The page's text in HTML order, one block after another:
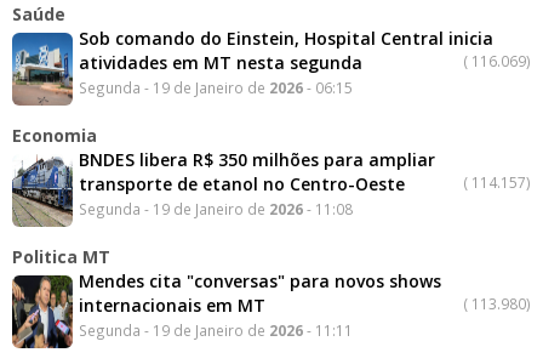
Saúde
Sob comando do Einstein, Hospital Central inicia
atividades em MT nesta segunda
( 116.069)
Segunda - 19 de Janeiro de 2026- 06:15
Economia
BNDES libera R$ 350 milhões para ampliar
transporte de etanol no Centro-Oeste
( 114.157)
Segunda - 19 de Janeiro de 2026- 11:08
Politica MT
Mendes cita "conversas" para novos shows
internacionais em MT
( 113.980)
Segunda - 19 de Janeiro de 2026- 11:11